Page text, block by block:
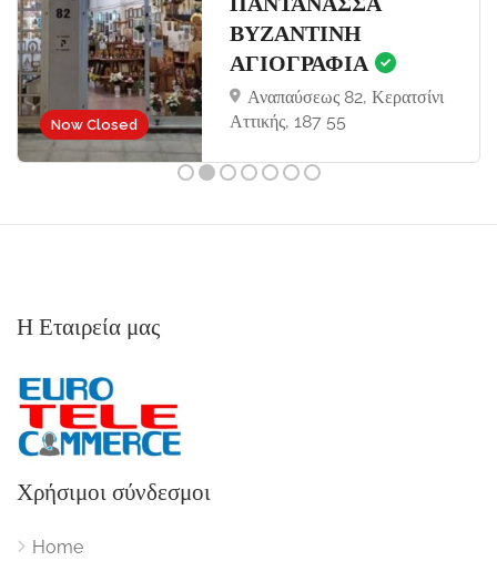
Now Closed
ΒΥΖΑΝΤΙΝΗ
ΑΓΙΟΓΡΑΦΙΑ
Αναπαύσεως 82, Κερατσίνι
Αττικής, 187 55
Η Εταιρεία μας
Χρήσιμοι σύνδεσμοι
Home